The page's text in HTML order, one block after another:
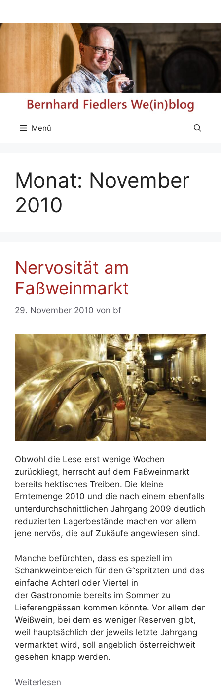
springen
Menü
Monat: November
2010
Nervosität am
Faßweinmarkt
29. November 2010 von bf
Obwohl die Lese erst wenige Wochen
zurückliegt, herrscht auf dem Faßweinmarkt
bereits hektisches Treiben. Die kleine
Erntemenge 2010 und die nach einem ebenfalls
unterdurchschnittlichen Jahrgang 2009 deutlich
reduzierten Lagerbestände machen vor allem
jene nervös, die auf Zukäufe angewiesen sind.
Manche befürchten, dass es speziell im
Schankweinbereich für den G“spritzten und das
einfache Achterl oder Viertel in
der Gastronomie bereits im Sommer zu
Lieferengpässen kommen könnte. Vor allem der
Weißwein, bei dem es weniger Reserven gibt,
weil hauptsächlich der jeweils letzte Jahrgang
vermarktet wird, soll angeblich österreichweit
gesehen knapp werden.
Weiterlesen